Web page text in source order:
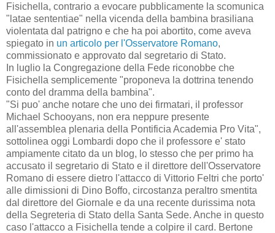
Fisichella, contrario a evocare pubblicamente la scomunica
"latae sententiae" nella vicenda della bambina brasiliana
violentata dal patrigno e che ha poi abortito, come aveva
spiegato in un articolo per l'Osservatore Romano,
commissionato e approvato dal segretario di Stato.
In luglio la Congregazione della Fede riconobbe che
Fisichella semplicemente "proponeva la dottrina tenendo
conto del dramma della bambina".
"Si puo' anche notare che uno dei firmatari, il professor
Michael Schooyans, non era neppure presente
all'assemblea plenaria della Pontificia Academia Pro Vita",
sottolinea oggi Lombardi dopo che il professore e' stato
ampiamente citato da un blog, lo stesso che per primo ha
accusato il segretario di Stato e il direttore dell'Osservatore
Romano di essere dietro l'attacco di Vittorio Feltri che porto'
alle dimissioni di Dino Boffo, circostanza peraltro smentita
dal direttore del Giornale e da una recente durissima nota
della Segreteria di Stato della Santa Sede. Anche in questo
caso l'attacco a Fisichella tende a colpire il card. Bertone